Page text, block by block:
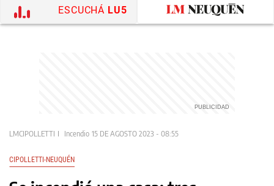
ESCUCHÁ LU5
LMCIPOLLETTI Incendio 15 DE AGOSTO 2023 - 08:55
CIPOLLETTI-NEUQUÉN